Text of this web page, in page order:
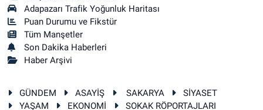
Adapazarı Trafik Yoğunluk Haritası
Puan Durumu ve Fikstür
Tüm Manşetler
Son Dakika Haberleri
Haber Arşivi
GÜNDEM ASAYİŞ SAKARYA
SİYASET
YAŞAM
EKONOMİ SOKAK RÖPORTAJLARI